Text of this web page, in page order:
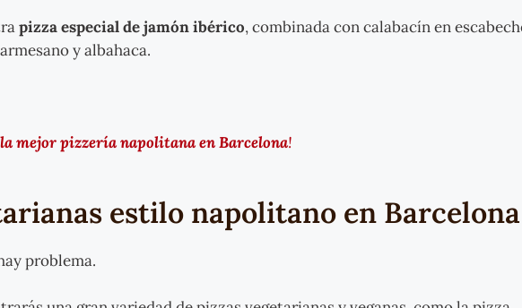
pizza especial de jamón ibérico, combinada con calabacín en
y albahaca.
la mejor pizzería napolitana en Barcelona!
estilo napolitano en Barcelona
problema.